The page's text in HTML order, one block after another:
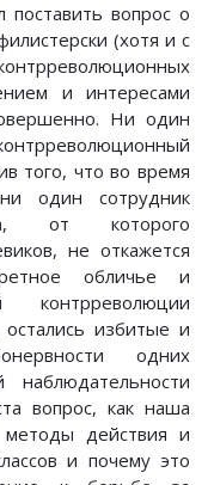
вопрос о
(хотя и с
и интересами
Ни один
того, что во время
один сотрудник
от которого
не откажется
обличье и
избитые и
одних
вопрос, как наша
методы действия и
и почему это